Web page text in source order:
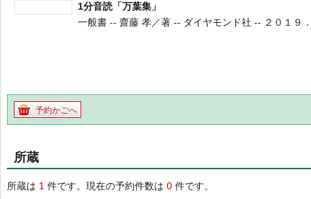
1分音読「万葉集」
一般書 -- 齋藤 孝／著 -- ダイヤモンド社 -- ２０１９
予約かごへ
所蔵
所蔵は 1 件です。現在の予約件数は 0 件です。